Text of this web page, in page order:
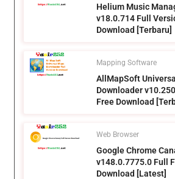
Helium Music
v18.0.714 Full
Download [Terbaru]
Mapping Software
AllMapSoft
Downloader v10.250
Free Download
Web Browser
Google Chrome
v148.0.7775.0 Full
Download [Latest]